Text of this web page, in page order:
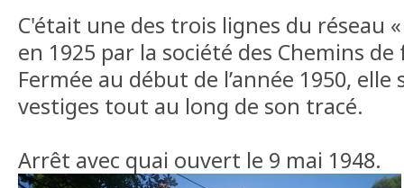
C'était une des trois lignes du réseau
en 1925 par la société des Chemins
Fermée au début de l’année 1950, elle
vestiges tout au long de son tracé.
Arrêt avec quai ouvert le 9 mai 1948.